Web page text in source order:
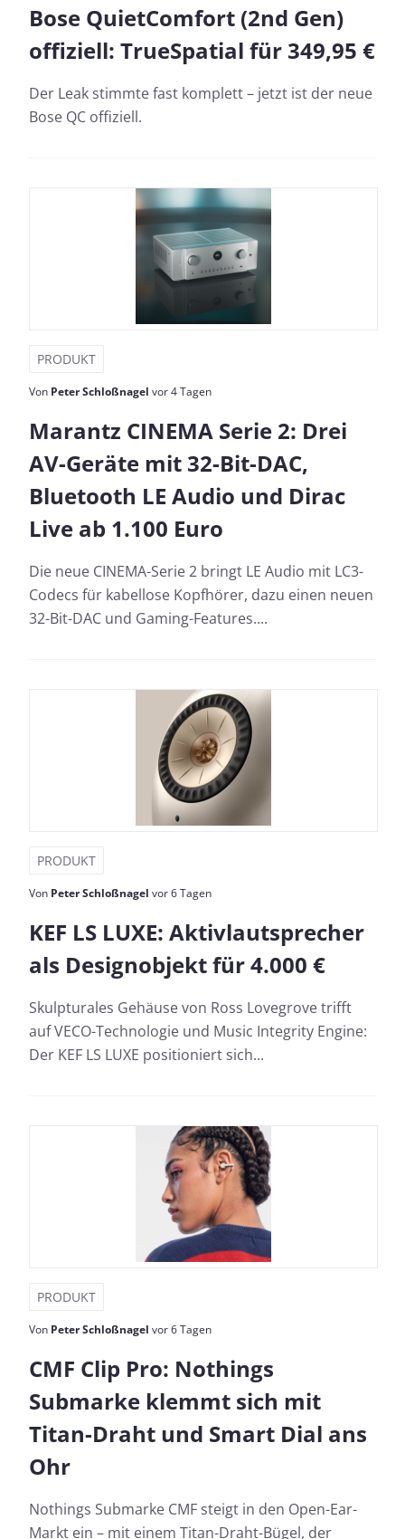
Bose QuietComfort (2nd Gen)
offiziell: TrueSpatial für 349,95 €
Der Leak stimmte fast komplett – jetzt ist der neue
Bose QC offiziell.
PRODUKT
Von Peter Schloßnagel vor 4 Tagen
Marantz CINEMA Serie 2: Drei
AV-Geräte mit 32-Bit-DAC,
Bluetooth LE Audio und Dirac
Live ab 1.100 Euro
Die neue CINEMA-Serie 2 bringt LE Audio mit LC3-
Codecs für kabellose Kopfhörer, dazu einen neuen
32-Bit-DAC und Gaming-Features....
PRODUKT
Von Peter Schloßnagel vor 6 Tagen
KEF LS LUXE: Aktivlautsprecher
als Designobjekt für 4.000 €
Skulpturales Gehäuse von Ross Lovegrove trifft
auf VECO-Technologie und Music Integrity Engine:
Der KEF LS LUXE positioniert sich...
PRODUKT
Von Peter Schloßnagel vor 6 Tagen
CMF Clip Pro: Nothings
Submarke klemmt sich mit
Titan-Draht und Smart Dial ans
Ohr
Nothings Submarke CMF steigt in den Open-Ear-
Markt ein – mit einem Titan-Draht-Bügel, der